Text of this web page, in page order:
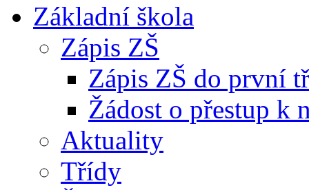
Základní škola
Zápis ZŠ
Zápis ZŠ do první
Žádost o přestup k
Aktuality
Třídy